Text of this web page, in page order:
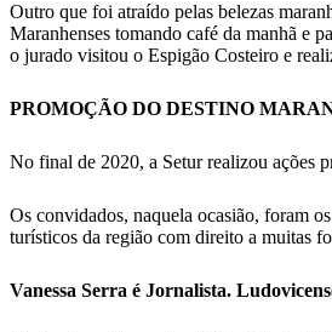
Outro que foi atraído pelas belezas
Maranhenses tomando café da manhã e
o jurado visitou o Espigão Costeiro e
PROMOÇÃO DO DESTINO
No final de 2020, a Setur realizou ações
Os convidados, naquela ocasião, foram
turísticos da região com direito a muitas
Vanessa Serra é Jornalista.